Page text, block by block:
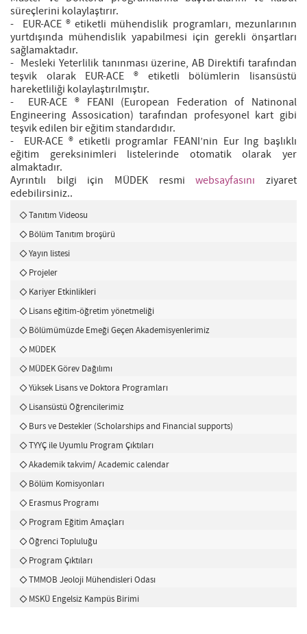
süreçlerini kolaylaştırır.
- EUR-ACE ® etiketli mühendislik programları, mezunlarının
yurtdışında mühendislik yapabilmesi için gerekli önşartları
sağlamaktadır.
- Mesleki Yeterlilik tanınması üzerine, AB Direktifi tarafından
teşvik olarak EUR-ACE ® etiketli bölümlerin lisansüstü
hareketliliği kolaylaştırılmıştır.
- EUR-ACE ® FEANI (European Federation of Natinonal
Engineering Assosication) tarafından profesyonel kart gibi
teşvik edilen bir eğitim standardıdır.
- EUR-ACE ® etiketli programlar FEANI’nin Eur Ing başlıklı
eğitim gereksinimleri listelerinde otomatik olarak yer
almaktadır.
Ayrıntılı bilgi için MÜDEK resmiwebsayfasını ziyaret
edebilirsiniz..
Tanıtım Videosu
Bölüm Tanıtım broşürü
Yayın listesi
Projeler
Kariyer Etkinlikleri
Lisans eğitim-öğretim yönetmeliği
Bölümümüzde Emeği Geçen Akademisyenlerimiz
MÜDEK
MÜDEK Görev Dağılımı
Yüksek Lisans ve Doktora Programları
Lisansüstü Öğrencilerimiz
Burs ve Destekler (Scholarships and Financial supports)
TYYÇ ile Uyumlu Program Çıktıları
Akademik takvim/ Academic calendar
Bölüm Komisyonları
Erasmus Programı
Program Eğitim Amaçları
Öğrenci Topluluğu
Program Çıktıları
TMMOB Jeoloji Mühendisleri Odası
MSKÜ Engelsiz Kampüs Birimi